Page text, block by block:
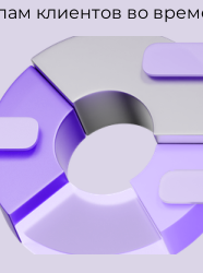
клиентов во